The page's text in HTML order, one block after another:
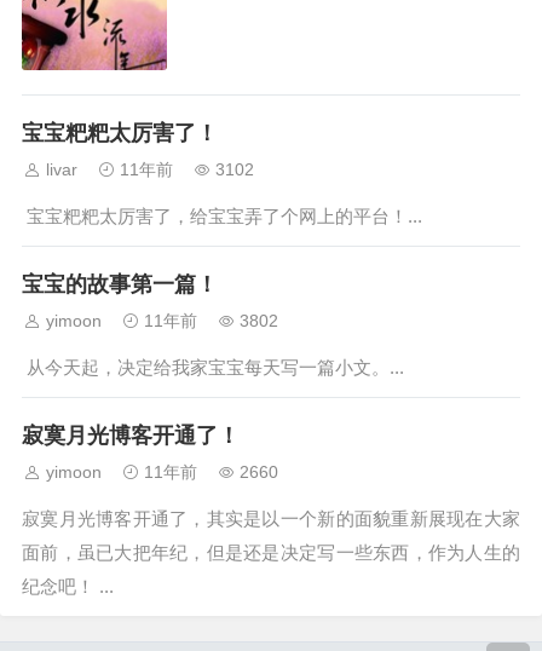
宝宝粑粑太厉害了！
livar 11年前 3102
宝宝粑粑太厉害了，给宝宝弄了个网上的平台！...
宝宝的故事第一篇！
yimoon 11年前 3802
从今天起，决定给我家宝宝每天写一篇小文。...
寂寞月光博客开通了！
yimoon 11年前 2660
寂寞月光博客开通了，其实是以一个新的面貌重新展现在大家
面前，虽已大把年纪，但是还是决定写一些东西，作为人生的
纪念吧！ ...